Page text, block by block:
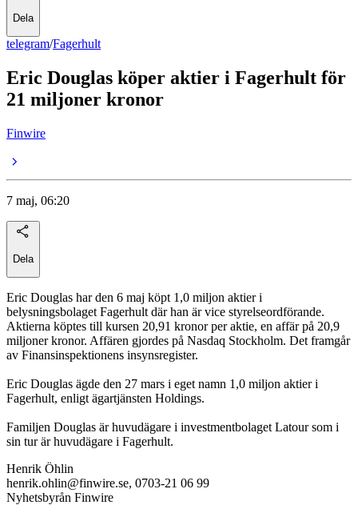
Dela
telegram/Fagerhult
Eric Douglas köper aktier i Fagerhult för
21 miljoner kronor
Finwire
7 maj, 06:20
Dela
Eric Douglas har den 6 maj köpt 1,0 miljon aktier i
belysningsbolaget Fagerhult där han är vice styrelseordförande.
Aktierna köptes till kursen 20,91 kronor per aktie, en affär på 20,9
miljoner kronor. Affären gjordes på Nasdaq Stockholm. Det framgår
av Finansinspektionens insynsregister.
Eric Douglas ägde den 27 mars i eget namn 1,0 miljon aktier i
Fagerhult, enligt ägartjänsten Holdings.
Familjen Douglas är huvudägare i investmentbolaget Latour som i
sin tur är huvudägare i Fagerhult.
Henrik Öhlin
henrik.ohlin@finwire.se, 0703-21 06 99
Nyhetsbyrån Finwire